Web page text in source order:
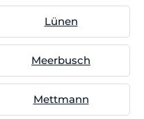
Lünen
Meerbusch
Mettmann